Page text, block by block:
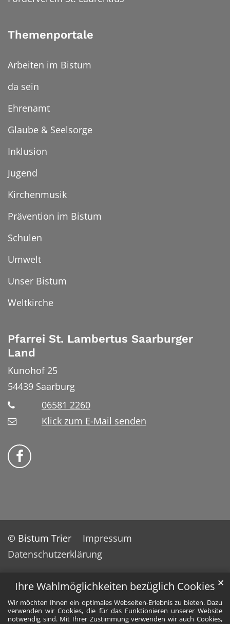
Ihre Wahlmöglichkeiten bezüglich Cookies
Wir möchten Ihnen ein optimales Webseiten-Erlebnis zu bieten. Dazu
verwenden wir Cookies, die für das Funktionieren unserer Website
notwendig sind. Mit Ihrer Zustimmung verwenden wir auch Cookies,
✕
Themenportale
Arbeiten im Bistum
da sein
Ehrenamt
Glaube & Seelsorge
Inklusion
Jugend
Kirchenmusik
Prävention im Bistum
Schulen
Umwelt
Unser Bistum
Weltkirche
Pfarrei St. Lambertus Saarburger
Land
Kunohof 25
54439 Saarburg
06581 2260
Klick zum E-Mail senden
Bistum Trier auf Facebook
© Bistum Trier
Impressum
Datenschutzerklärung